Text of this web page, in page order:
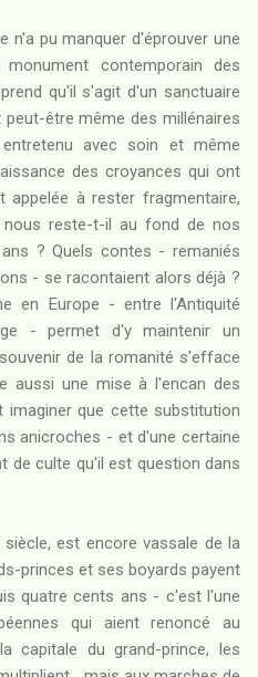
n'a pu manquer d'éprouver une
contemporain des
qu'il s'agit d'un sanctuaire
être même des millénaires
avec soin et même
des croyances qui ont
à rester fragmentaire,
reste-t-il au fond de nos
? Quels contes - remaniés
- se racontaient alors déjà ?
en Europe - entre l'Antiquité
- permet d'y maintenir un
de la romanité s'efface
aussi une mise à l'encan des
imaginer que cette substitution
anicroches - et d'une certaine
de culte qu'il est question dans
est encore vassale de la
princes et ses boyards payent
quatre cents ans - c'est l'une
qui aient renoncé au
capitale du grand-prince, les